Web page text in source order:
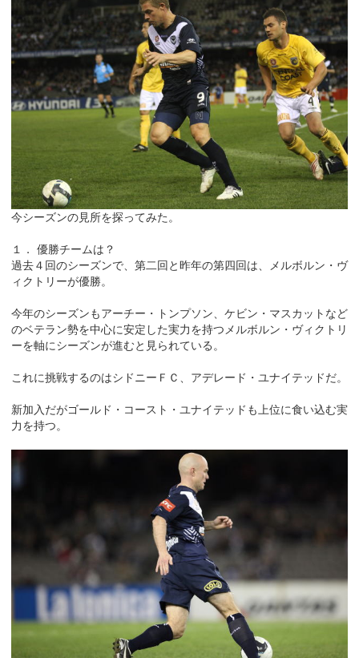
今シーズンの見所を探ってみた。
１． 優勝チームは？
過去４回のシーズンで、第二回と昨年の第四回は、メルボルン・ヴ
ィクトリーが優勝。
今年のシーズンもアーチー・トンプソン、ケビン・マスカットなど
のベテラン勢を中心に安定した実力を持つメルボルン・ヴィクトリ
ーを軸にシーズンが進むと見られている。
これに挑戦するのはシドニーＦＣ、アデレード・ユナイテッドだ。
新加入だがゴールド・コースト・ユナイテッドも上位に食い込む実
力を持つ。